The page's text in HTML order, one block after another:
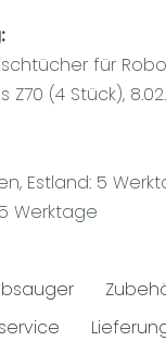
für
Z70 (4 Stück),
Estland: 5
Werktage